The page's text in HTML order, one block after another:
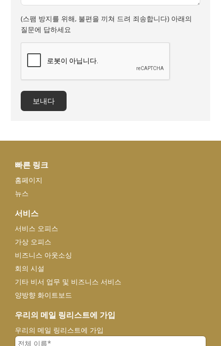
(스팸 방지를 위해, 불편을 끼쳐 드려 죄송합니다) 아래의
질문에 답하세요
빠른 링크
홈페이지
뉴스
서비스
서비스 오피스
가상 오피스
비즈니스 아웃소싱
회의 시설
기타 비서 업무 및 비즈니스 서비스
양방향 화이트보드
우리의 메일 링리스트에 가입
우리의 메일 링리스트에 가입